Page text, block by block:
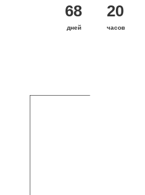
68 20
дней часов